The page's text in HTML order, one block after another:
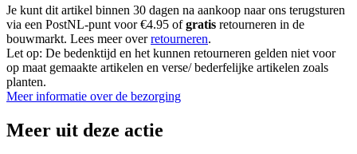
Je kunt dit artikel binnen 30 dagen na aankoop naar ons terugsturen
via een PostNL-punt voor €4.95 ofgratis retourneren in de
bouwmarkt. Lees meer overretourneren.
Let op: De bedenktijd en het kunnen retourneren gelden niet voor
op maat gemaakte artikelen en verse/ bederfelijke artikelen zoals
planten.
Meer informatie over de bezorging
Meer uit deze actie